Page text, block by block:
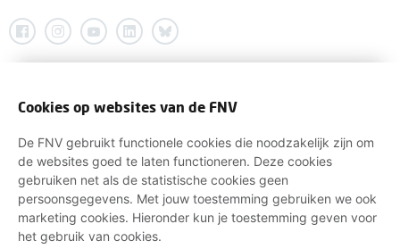
Cookies op websites van de FNV
De FNV gebruikt functionele cookies die noodzakelijk zijn om
de websites goed te laten functioneren. Deze cookies
gebruiken net als de statistische cookies geen
persoonsgegevens. Met jouw toestemming gebruiken we ook
marketing cookies. Hieronder kun je toestemming geven voor
het gebruik van cookies.